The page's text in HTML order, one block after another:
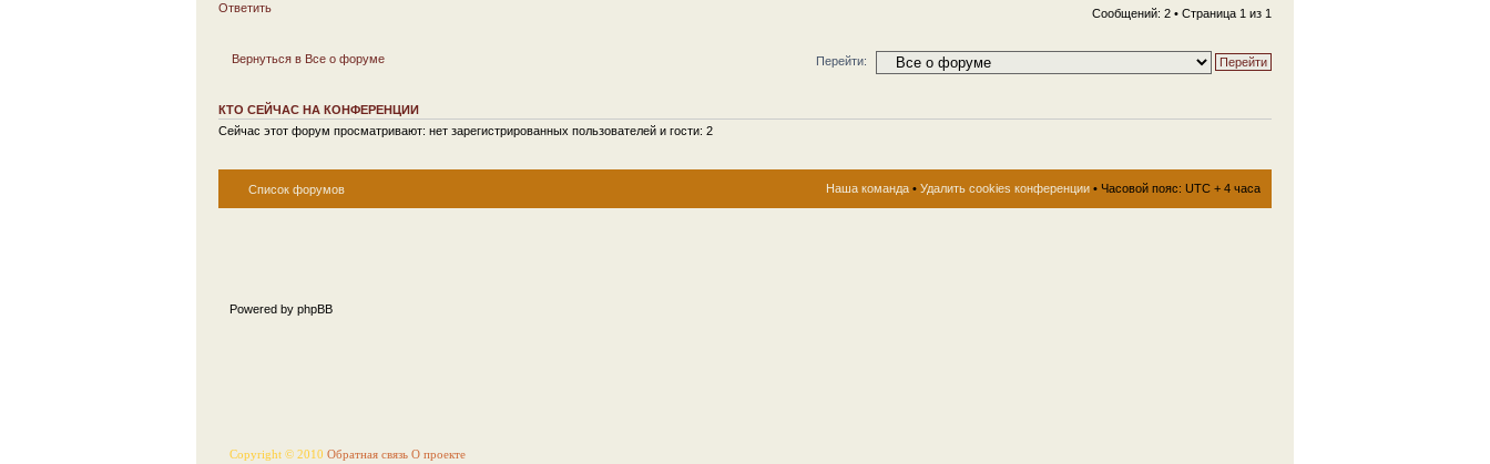
Ответить Сообщений: 2 • Страница 1 из 1
Вернуться в Все о форуме Перейти:
КТО СЕЙЧАС НА КОНФЕРЕНЦИИ
Сейчас этот форум просматривают: нет зарегистрированных пользователей и гости: 2
Список форумов Наша команда • Удалить cookies конференции • Часовой пояс: UTC + 4 часа
Powered by phpBB
Copyright © 2010 Обратная связь О проекте